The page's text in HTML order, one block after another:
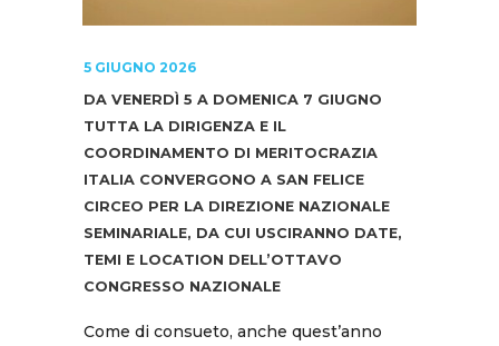
5 GIUGNO 2026
DA VENERDÌ 5 A DOMENICA 7 GIUGNO
TUTTA LA DIRIGENZA E IL
COORDINAMENTO DI MERITOCRAZIA
ITALIA CONVERGONO A SAN FELICE
CIRCEO PER LA DIREZIONE NAZIONALE
SEMINARIALE, DA CUI USCIRANNO DATE,
TEMI E LOCATION DELL’OTTAVO
CONGRESSO NAZIONALE
Come di consueto, anche quest’anno